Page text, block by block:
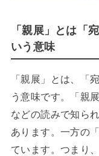
「親展」とは「
いう意味
「親展」とは、「
う意味です。「親
などの読みで知ら
あります。一方の
ています。つまり